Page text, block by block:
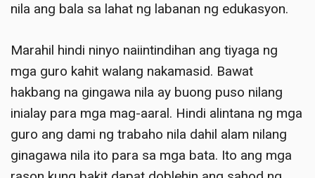
nila ang bala sa lahat ng labanan ng edukasyon.
Marahil hindi ninyo naiintindihan ang tiyaga ng
mga guro kahit walang nakamasid. Bawat
hakbang na gingawa nila ay buong puso nilang
inialay para mga mag-aaral. Hindi alintana ng mga
guro ang dami ng trabaho nila dahil alam nilang
ginagawa nila ito para sa mga bata. Ito ang mga